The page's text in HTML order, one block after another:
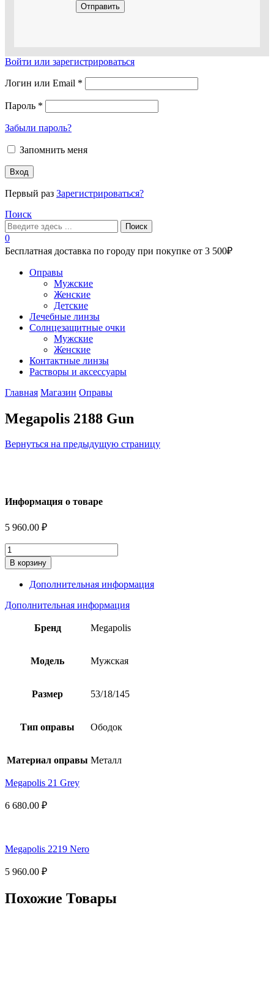
Войти или зарегистрироваться
Логин или Email *
Пароль *
Забыли пароль?
Запомнить меня
Вход
Первый раз Зарегистрироваться?
Поиск
Поиск
0
Бесплатная доставка по городу при покупке от 3 500₽
Оправы
Мужские
Женские
Детские
Лечебные линзы
Солнцезащитные очки
Мужские
Женские
Контактные линзы
Растворы и аксессуары
Главная Магазин Оправы
Megapolis 2188 Gun
Вернуться на предыдущую страницу
Информация о товаре
5 960.00 ₽
Количество
В корзину
Дополнительная информация
Дополнительная информация
Бренд Megapolis
Модель Мужская
Размер 53/18/145
Тип оправы Ободок
Материал оправы Металл
Megapolis 21 Grey
6 680.00 ₽
Megapolis 2219 Nero
5 960.00 ₽
Похожие Товары